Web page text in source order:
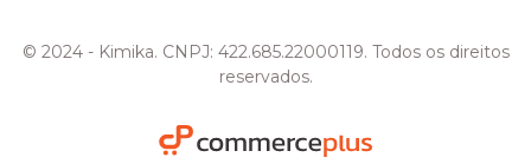
© 2024 - Kimika. CNPJ: 422.685.22000119. Todos os direitos
reservados.